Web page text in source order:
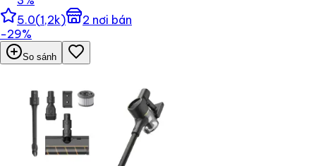
5.0(1,2k) 2 nơi bán
−29%
So sánh